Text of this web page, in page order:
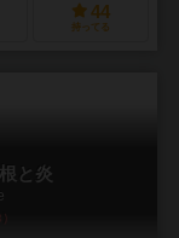
44
持ってる
と炎